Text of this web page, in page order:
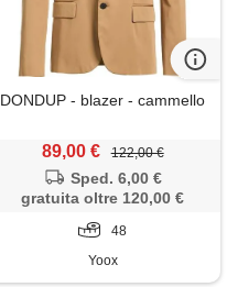
DONDUP - blazer - cammello
89,00 € 122,00 €
Sped. 6,00 €
gratuita oltre 120,00 €
48
Yoox